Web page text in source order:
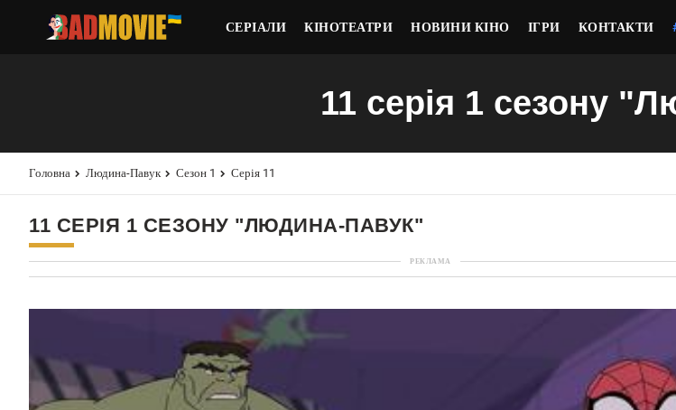
СЕРІАЛИ КІНОТЕАТРИ НОВИНИ КІНО ІГРИ КОНТАКТИ
11 серія 1 сезону
Головна Людина-Павук Сезон 1 Серія 11
11 СЕРІЯ 1 СЕЗОНУ "ЛЮДИНА-ПАВУК"
РЕКЛАМА